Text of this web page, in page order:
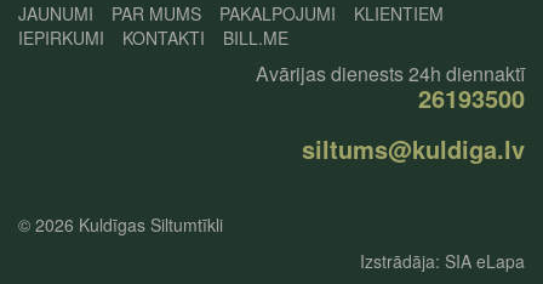
JAUNUMI PAR MUMS PAKALPOJUMI
KLIENTIEM
IEPIRKUMI
KONTAKTI BILL.ME
Avārijas dienests 24h diennaktī
26193500
siltums@kuldiga.lv
© 2026 Kuldīgas Siltumtīkli
Izstrādāja: SIA eLapa